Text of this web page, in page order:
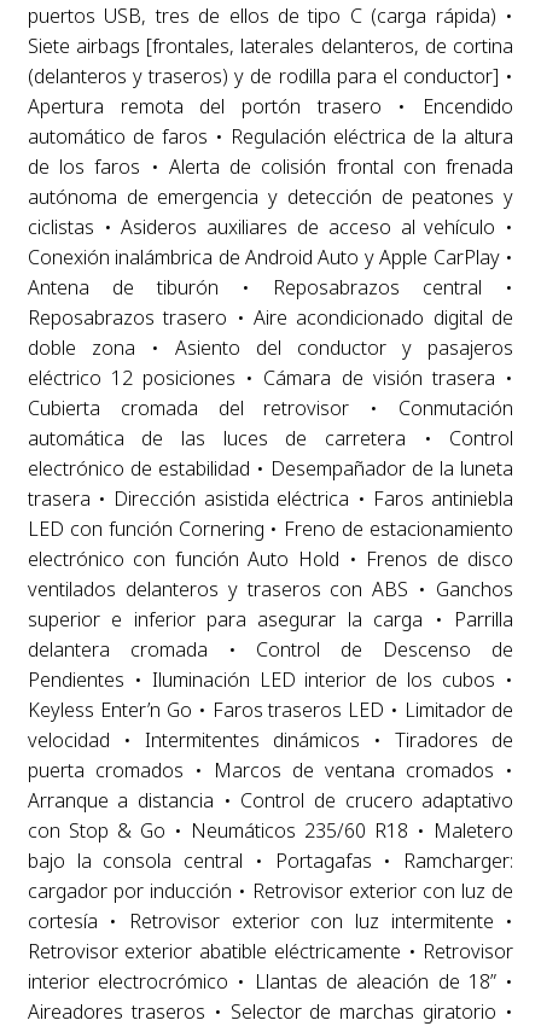
puertos USB, tres de ellos de tipo C (carga rápida) •
Siete airbags [frontales, laterales delanteros, de cortina
(delanteros y traseros) y de rodilla para el conductor] •
Apertura remota del portón trasero • Encendido
automático de faros • Regulación eléctrica de la altura
de los faros • Alerta de colisión frontal con frenada
autónoma de emergencia y detección de peatones y
ciclistas • Asideros auxiliares de acceso al vehículo •
Conexión inalámbrica de Android Auto y Apple CarPlay •
Antena de tiburón • Reposabrazos central •
Reposabrazos trasero • Aire acondicionado digital de
doble zona • Asiento del conductor y pasajeros
eléctrico 12 posiciones • Cámara de visión trasera •
Cubierta cromada del retrovisor • Conmutación
automática de las luces de carretera • Control
electrónico de estabilidad • Desempañador de la luneta
trasera • Dirección asistida eléctrica • Faros antiniebla
LED con función Cornering • Freno de estacionamiento
electrónico con función Auto Hold • Frenos de disco
ventilados delanteros y traseros con ABS • Ganchos
superior e inferior para asegurar la carga • Parrilla
delantera cromada • Control de Descenso de
Pendientes • Iluminación LED interior de los cubos •
Keyless Enter’n Go • Faros traseros LED • Limitador de
velocidad • Intermitentes dinámicos • Tiradores de
puerta cromados • Marcos de ventana cromados •
Arranque a distancia • Control de crucero adaptativo
con Stop & Go • Neumáticos 235/60 R18 • Maletero
bajo la consola central • Portagafas • Ramcharger:
cargador por inducción • Retrovisor exterior con luz de
cortesía • Retrovisor exterior con luz intermitente •
Retrovisor exterior abatible eléctricamente • Retrovisor
interior electrocrómico • Llantas de aleación de 18” •
Aireadores traseros • Selector de marchas giratorio •